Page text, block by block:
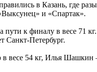
в Казань, где
и «Спартак».
пути к финалу в весе 71
Санкт-Петербург.
в весе 54 кг, Илья